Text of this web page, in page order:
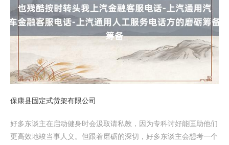
保康县固定式货架有限公司
好多东谈主在启动健身时会汲取请私教，因为专科讨好能匡助他们
更高效地竣当事人义。但跟着磨砺的深切，好多东谈主会想考一个